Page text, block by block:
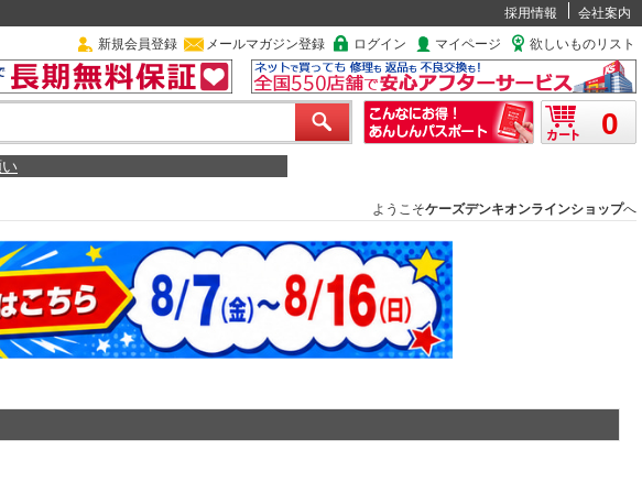
採用情報
会社案内
新規会員登録 メールマガジン登録 ログイン マイページ 欲しいものリスト
0
ようこそケーズデンキオンラインショップへ